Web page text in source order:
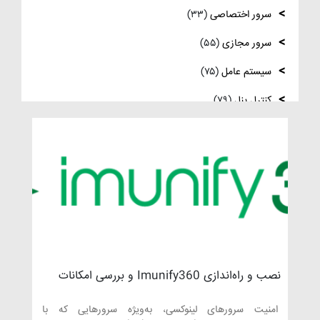
Windows Server
سرور اختصاصی(۳۳)
سرور مجازی(۵۵)
سیستم عامل(۷۵)
کنترل پنل (۷۹)
مدیریت سرور(۸۴)
مقالات عمومی
هاست(۳۹)
ویدئو آموزشی(۱۵)
نصب و راه‌اندازی Imunify360 و بررسی امکانات
امنیتی آن در سی‌پنل
امنیت سرورهای لینوکسی، به‌ویژه سرورهایی که با